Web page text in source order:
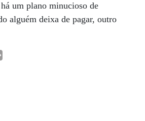
um plano minucioso de
alguém deixa de pagar, outro